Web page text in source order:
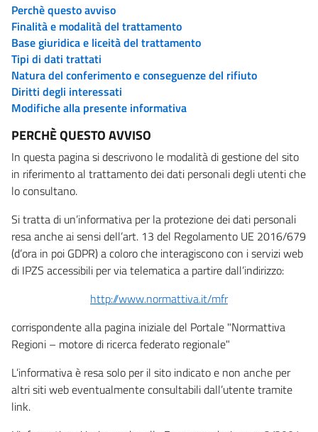
Perchè questo avviso
Finalità e modalità del trattamento
Base giuridica e liceità del trattamento
Tipi di dati trattati
Natura del conferimento e conseguenze del rifiuto
Diritti degli interessati
Modifiche alla presente informativa
PERCHÈ QUESTO AVVISO
In questa pagina si descrivono le modalità di gestione del sito
in riferimento al trattamento dei dati personali degli utenti che
lo consultano.
Si tratta di un’informativa per la protezione dei dati personali
resa anche ai sensi dell’art. 13 del Regolamento UE 2016/679
(d’ora in poi GDPR) a coloro che interagiscono con i servizi web
di IPZS accessibili per via telematica a partire dall’indirizzo:
http://www.normattiva.it/mfr
corrispondente alla pagina iniziale del Portale "Normattiva
Regioni – motore di ricerca federato regionale"
L’informativa è resa solo per il sito indicato e non anche per
altri siti web eventualmente consultabili dall’utente tramite
link.